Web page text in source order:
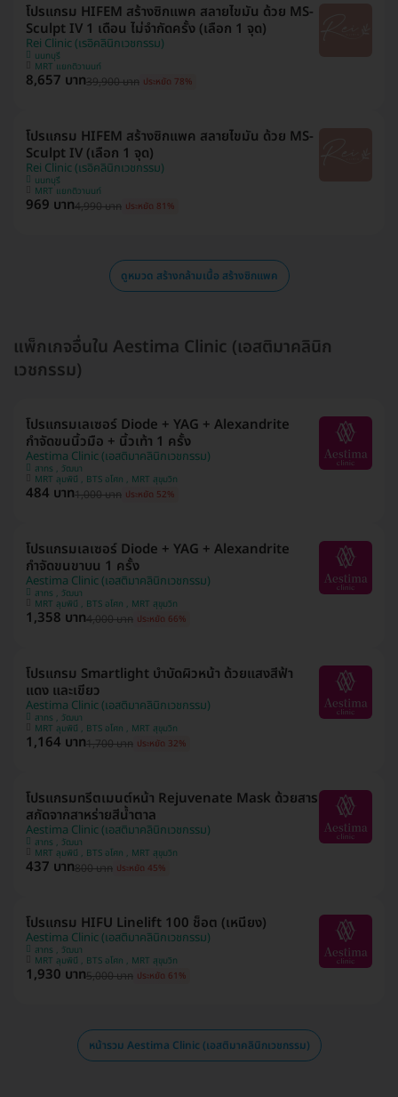
โปรแกรม HIFEM สร้างซิกแพค สลายไขมัน ด้วย MS-
Sculpt IV 1 เดือน ไม่จำกัดครั้ง (เลือก 1 จุด)
Rei Clinic (เรอิคลินิกเวชกรรม)
นนทบุรี
MRT แยกติวานนท์
8,657 บาท39,900 บาท ประหยัด 78%
โปรแกรม HIFEM สร้างซิกแพค สลายไขมัน ด้วย MS-
Sculpt IV (เลือก 1 จุด)
Rei Clinic (เรอิคลินิกเวชกรรม)
นนทบุรี
MRT แยกติวานนท์
969 บาท4,990 บาท ประหยัด 81%
ดูหมวด สร้างกล้ามเนื้อ สร้างซิกแพค
แพ็กเกจอื่นใน Aestima Clinic (เอสติมาคลินิก
เวชกรรม)
โปรแกรมเลเซอร์ Diode + YAG + Alexandrite
กำจัดขนนิ้วมือ + นิ้วเท้า 1 ครั้ง
Aestima Clinic (เอสติมาคลินิกเวชกรรม)
สาทร , วัฒนา
MRT ลุมพินี , BTS อโศก , MRT สุขุมวิท
484 บาท1,000 บาท ประหยัด 52%
โปรแกรมเลเซอร์ Diode + YAG + Alexandrite
กำจัดขนขาบน 1 ครั้ง
Aestima Clinic (เอสติมาคลินิกเวชกรรม)
สาทร , วัฒนา
MRT ลุมพินี , BTS อโศก , MRT สุขุมวิท
1,358 บาท4,000 บาท ประหยัด 66%
โปรแกรม Smartlight บำบัดผิวหน้า ด้วยแสงสีฟ้า
แดง และเขียว
Aestima Clinic (เอสติมาคลินิกเวชกรรม)
สาทร , วัฒนา
MRT ลุมพินี , BTS อโศก , MRT สุขุมวิท
1,164 บาท1,700 บาท ประหยัด 32%
โปรแกรมทรีตเมนต์หน้า Rejuvenate Mask ด้วยสาร
สกัดจากสาหร่ายสีน้ำตาล
Aestima Clinic (เอสติมาคลินิกเวชกรรม)
สาทร , วัฒนา
MRT ลุมพินี , BTS อโศก , MRT สุขุมวิท
437 บาท800 บาท ประหยัด 45%
โปรแกรม HIFU Linelift 100 ช็อต (เหนียง)
Aestima Clinic (เอสติมาคลินิกเวชกรรม)
สาทร , วัฒนา
MRT ลุมพินี , BTS อโศก , MRT สุขุมวิท
1,930 บาท5,000 บาท ประหยัด 61%
หน้ารวม Aestima Clinic (เอสติมาคลินิกเวชกรรม)